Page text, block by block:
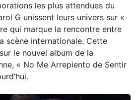
les plus attendues du
G unissent leurs univers sur «
qui marque la rencontre entre
scène internationale. Cette
le nouvel album de la
« No Me Arrepiento de Sentir